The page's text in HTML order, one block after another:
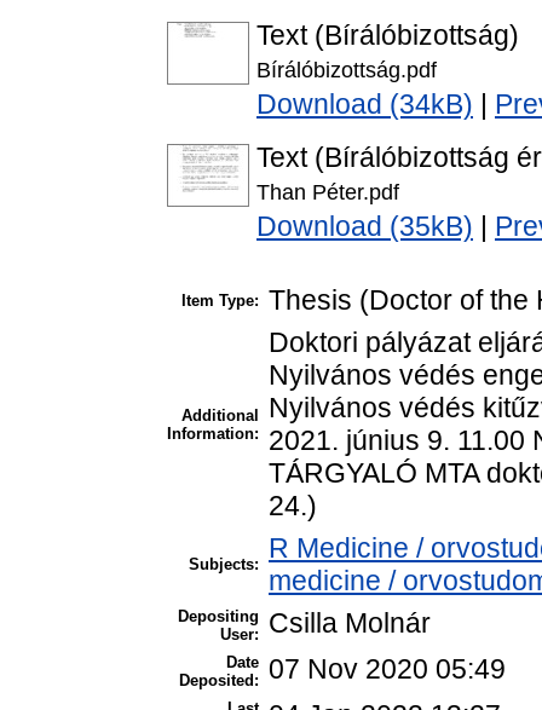
Text (Bírálóbizottság)
Bírálóbizottság.pdf
Download (34kB)
Text (Bírálóbizottság
Than Péter.pdf
Download (35kB)
Item Type: Thesis (Doctor of the
Additional
Information:
Doktori pályázat
Nyilvános védés
Nyilvános védés
2021. június 9. 11.00
TÁRGYALÓ MTA
24.)
Subjects:
R Medicine /
medicine /
Depositing
User:
Csilla Molnár
Date
Deposited:
07 Nov 2020 05:49